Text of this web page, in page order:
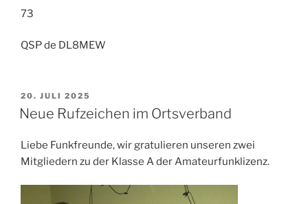
73
QSP de DL8MEW
VERÖFFENTLICHT
AM
20. JULI 2025
Neue Rufzeichen im Ortsverband
Liebe Funkfreunde, wir gratulieren unseren zwei
Mitgliedern zu der Klasse A der Amateurfunklizenz.